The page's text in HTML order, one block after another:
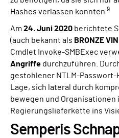
Hashes verlassen konnten .9
Am 24. Juni 2020 berichtete
(auch bekannt als BRONZE
Cmdlet Invoke-SMBExec
Angriffe durchzuführen.
gestohlener NTLM-Passwort-
Lage, sich lateral durch
bewegen und
Regierungslieferkette ins
Semperis